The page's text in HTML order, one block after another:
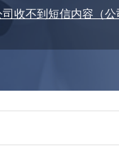
司收不到短信内容（